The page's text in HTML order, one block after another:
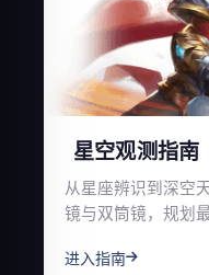
星空观测指南
从星座辨识到深空
镜与双筒镜，规划
进入指南